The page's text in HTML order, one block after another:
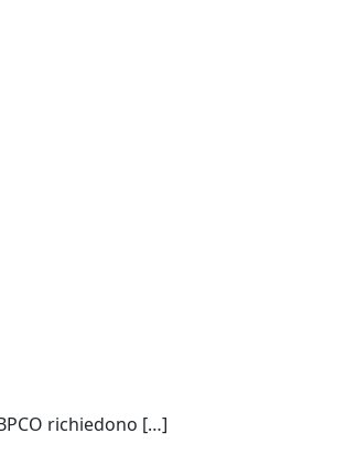
richiedono […]